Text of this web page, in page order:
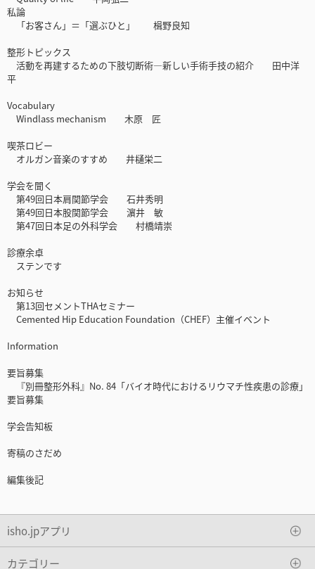
私論
「お客さん」＝「選ぶひと」 楫野良知
整形トピックス
活動を再建するための下肢切断術―新しい手術手技の紹介 田中洋
平
Vocabulary
Windlass mechanism 木原 匠
喫茶ロビー
オルガン音楽のすすめ 井樋栄二
学会を聞く
第49回日本肩関節学会 石井秀明
第49回日本股関節学会 濵井 敏
第47回日本足の外科学会 村橋靖崇
診療余卓
ステンです
お知らせ
第13回セメントTHAセミナー
Cemented Hip Education Foundation（CHEF）主催イベント
Information
要旨募集
『別冊整形外科』No. 84「バイオ時代におけるリウマチ性疾患の診療」
要旨募集
学会告知板
寄稿のさだめ
編集後記
isho.jpアプリ
カテゴリー